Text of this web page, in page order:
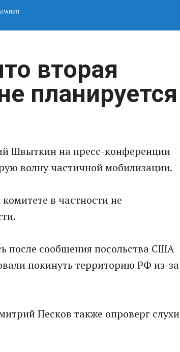
вторая
планируется
Швыткин на пресс-конференции
волну частичной мобилизации.
в частности не
после сообщения посольства США
покинуть территорию РФ из-за
Песков также опроверг слухи